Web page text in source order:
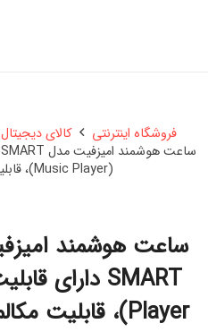
فروشگاه اینترنتی کالای دیجیتال
(Music Player)، قابلیت مکالمه از طریق بلوتوث بند سیلیکون
Player)، قابلیت مکالمه از طریق بلوتوث بند سیلیکون